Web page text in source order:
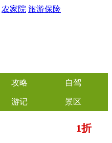
农家院 旅游保险
攻略 自驾
游记 景区
1折起